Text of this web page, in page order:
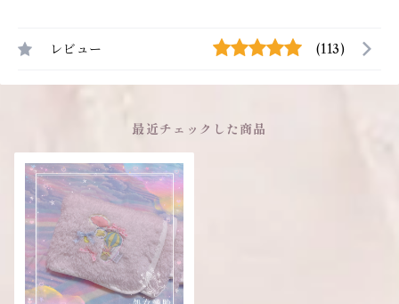
レビュー (113)
最近チェックした商品